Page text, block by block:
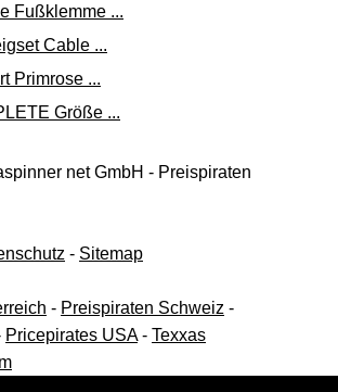
Fußklemme ...
Cable ...
Primrose ...
Größe ...
net GmbH - Preispiraten
- Sitemap
- Preispiraten Schweiz -
Pricepirates USA- Texxas